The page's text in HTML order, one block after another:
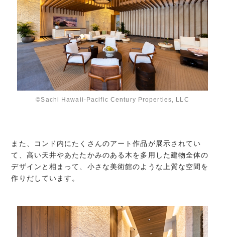
©Sachi Hawaii-Pacific Century Properties, LLC
また、コンド内にたくさんのアート作品が展示されてい
て、高い天井やあたたかみのある木を多用した建物全体の
デザインと相まって、小さな美術館のような上質な空間を
作りだしています。